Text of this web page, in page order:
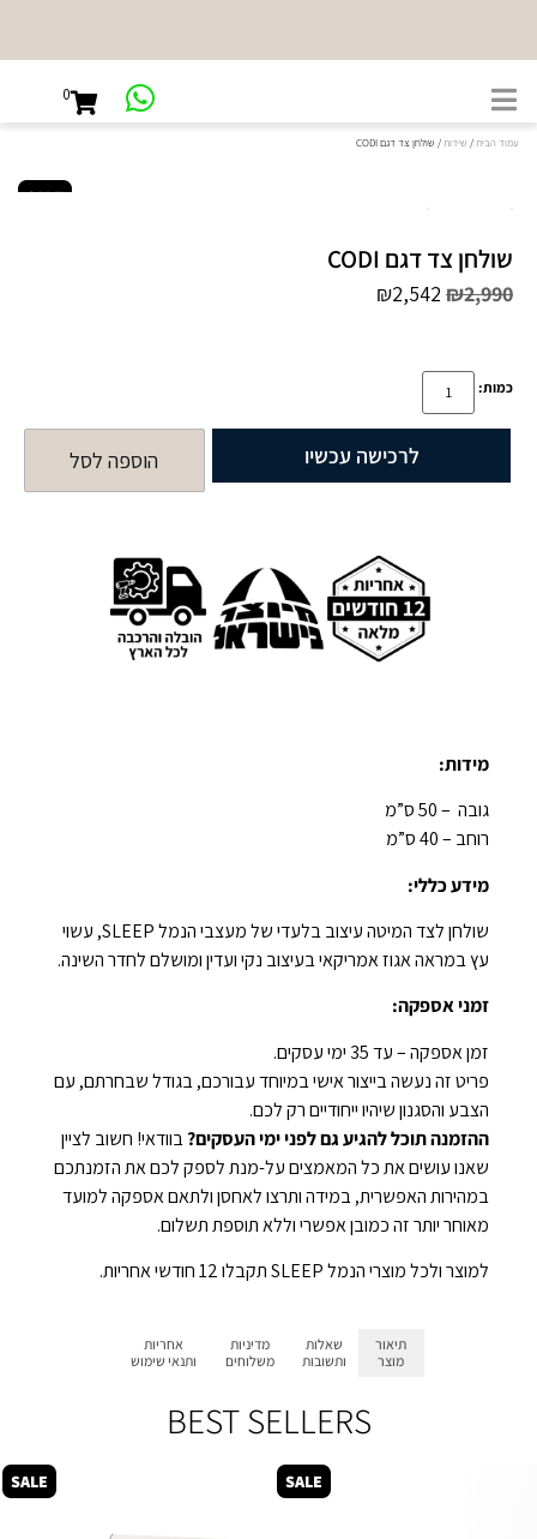
45, ת"א
0
עמוד הבית/ שידות/ שולחן צד דגם CODI
כמות:
הוספה לסל לרכישה עכשיו
תיאור
מוצר
שאלות
ותשובות
מדיניות
משלוחים
אחריות
ותנאי שימוש
מידות:
גובה – 50 ס”מ
רוחב – 40 ס”מ
מידע כללי:
שולחן לצד המיטה עיצוב בלעדי של מעצבי הנמל SLEEP, עשוי
עץ במראה אגוז אמריקאי בעיצוב נקי ועדין ומושלם לחדר השינה.
זמני אספקה:
זמן אספקה – עד 35 ימי עסקים.
פריט זה נעשה בייצור אישי במיוחד עבורכם, בגודל שבחרתם, עם
הצבע והסגנון שיהיו ייחודיים רק לכם.
ההזמנה תוכל להגיע גם לפני ימי העסקים?בוודאי! חשוב לציין
שאנו עושים את כל המאמצים על-מנת לספק לכם את הזמנתכם
במהירות האפשרית, במידה ותרצו לאחסן ולתאם אספקה למועד
מאוחר יותר זה כמובן אפשרי וללא תוספת תשלום.
למוצר ולכל מוצרי הנמל SLEEP תקבלו 12 חודשי אחריות.
SALE
שולחן צד דגם CODI
₪2,990
₪2,542
BEST SELLERS
SALE
SALE